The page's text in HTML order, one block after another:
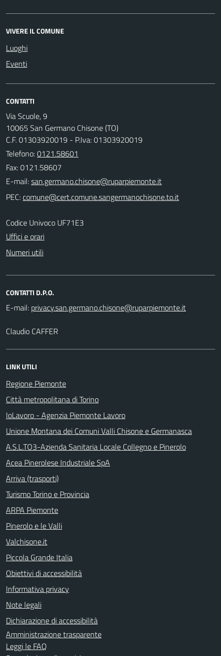
VIVERE IL COMUNE
Luoghi
Eventi
CONTATTI
Via Scuole, 9
10065 San Germano Chisone (TO)
C.F. 01303920019 - P.Iva: 01303920019
Telefono:0121.58601
Fax: 0121.58607
E-mail:
PEC:
Codice Univoco UF71E3
Uffici e orari
Numeri utili
CONTATTI D.P.O.
E-mail:
Claudio CAFFER
LINK UTILI
Regione Piemonte
Città metropolitana di Torino
IoLavoro - Agenzia Piemonte Lavoro
Unione Montana dei Comuni Valli Chisone e Germanasca
A.S.L.TO3-Azienda Sanitaria Locale Collegno e Pinerolo
Acea Pinerolese Industriale SpA
Arriva (trasporti)
Turismo Torino e Provincia
ARPA Piemonte
Pinerolo e le Valli
Valchisone.it
Piccola Grande Italia
Obiettivi di accessibilità
Informativa privacy
Note legali
Dichiarazione di accessibilità
Amministrazione trasparente
Leggi le FAQ